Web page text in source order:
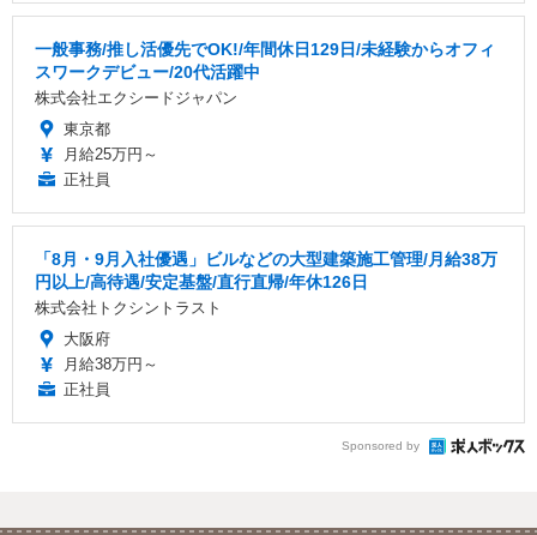
一般事務/推し活優先でOK!/年間休日129日/未経験からオフィ
スワークデビュー/20代活躍中
株式会社エクシードジャパン
東京都
月給25万円～
正社員
「8月・9月入社優遇」ビルなどの大型建築施工管理/月給38万
円以上/高待遇/安定基盤/直行直帰/年休126日
株式会社トクシントラスト
大阪府
月給38万円～
正社員
Sponsored by